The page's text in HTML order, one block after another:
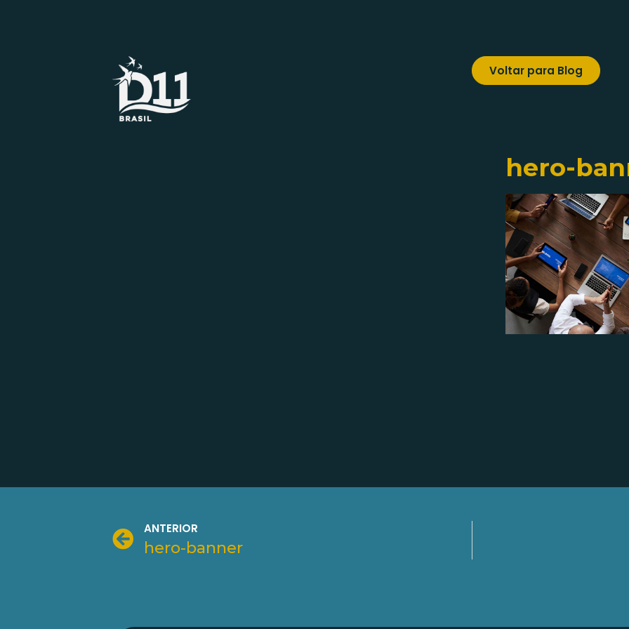
Voltar para Blog
hero-
ANTERIOR
hero-banner